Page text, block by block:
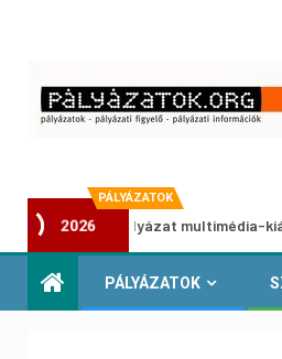
PÁLYÁZATOK
2026
pályázat multimédia-kiállításhoz
PÁLYÁZATOK